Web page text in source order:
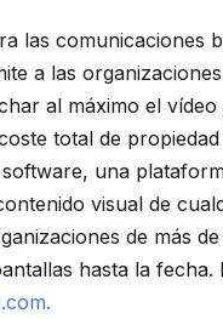
las comunicaciones
a las
al máximo el
total de
una
visual de
de más
hasta la